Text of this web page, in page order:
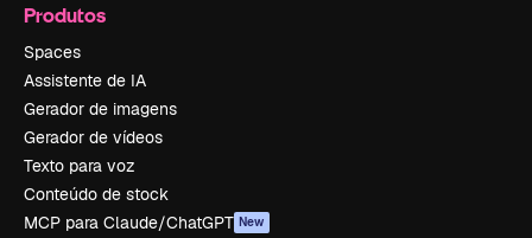
Produtos
Spaces
Assistente de IA
Gerador de imagens
Gerador de vídeos
Texto para voz
Conteúdo de stock
MCP para Claude/ChatGPT New